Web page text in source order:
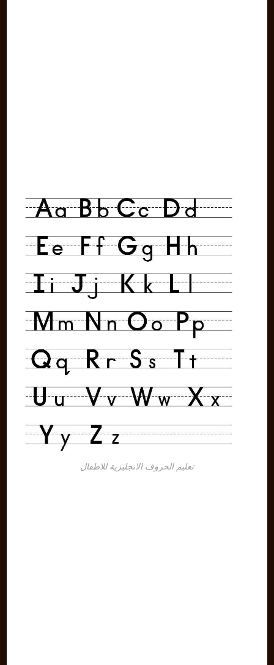
تعليم الحروف الانجليزية للاطفال